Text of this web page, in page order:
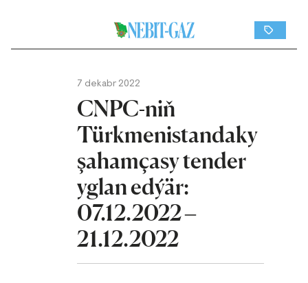
7 dekabr 2022
CNPC-niň
Türkmenistandaky
şahamçasy tender
yglan edýär:
07.12.2022 –
21.12.2022